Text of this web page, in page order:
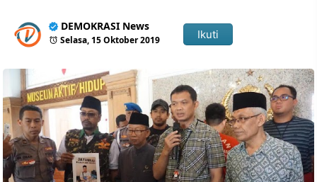
DEMOKRASI News
Selasa, 15 Oktober 2019 Ikuti